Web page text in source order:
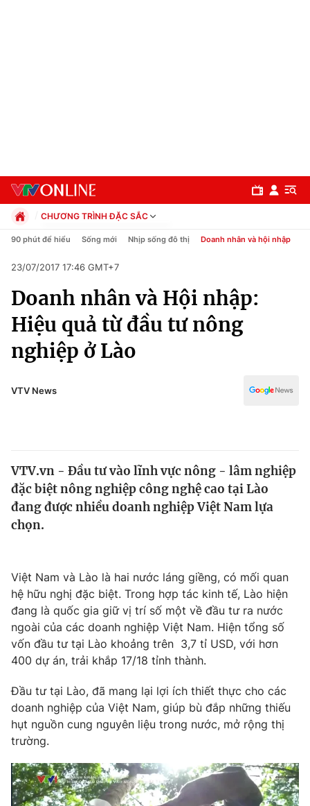
Chuyên mục
Chính trị
Xã hội
Pháp luật
Thế giới
Tin tức
Thế giới đó đây
Kinh tế
Thị trường
Góc doanh nghiệp
Truyền hình
Phim VTV
Hậu trường
Khán giả
Giải sao mai
Giải trí
Điện ảnh
Âm nhạc
Sao
Du lịch
Làm đẹp
Chất lượng cuộc sống
Giáo dục
Tuyển sinh
Học trực tuyến
Hitech Công nghệ tương lai
Giao lưu trực tuyến
CHƯƠNG TRÌNH ĐẶC SẮC
Chính trị
Pháp luật
Kinh tế
Thể thao
Truyền hình
Văn hóa - Giải trí
Y tế
Công nghệ
90 phút để hiểu Sống mới Nhịp sống đô thị Doanh nhân và hội nhập
23/07/2017 17:46 GMT+7
Doanh nhân và Hội nhập:
Hiệu quả từ đầu tư nông
nghiệp ở Lào
VTV News
VTV.vn - Đầu tư vào lĩnh vực nông - lâm nghiệp
đặc biệt nông nghiệp công nghệ cao tại Lào
đang được nhiều doanh nghiệp Việt Nam lựa
chọn.
Việt Nam và Lào là hai nước láng giềng, có mối quan
hệ hữu nghị đặc biệt. Trong hợp tác kinh tế, Lào hiện
đang là quốc gia giữ vị trí số một về đầu tư ra nước
ngoài của các doanh nghiệp Việt Nam. Hiện tổng số
vốn đầu tư tại Lào khoảng trên 3,7 tỉ USD, với hơn
400 dự án, trải khắp 17/18 tỉnh thành.
Đầu tư tại Lào, đã mang lại lợi ích thiết thực cho các
doanh nghiệp của Việt Nam, giúp bù đắp những thiếu
hụt nguồn cung nguyên liệu trong nước, mở rộng thị
trường.